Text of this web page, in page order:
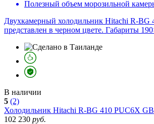
Полезный объем морозильной
Двухкамерный холодильник Hitachi R-BG
представлен в черном цвете. Габариты
В наличии
5 (2)
Холодильник Hitachi R-BG 410 PUC6X
102 230 руб.